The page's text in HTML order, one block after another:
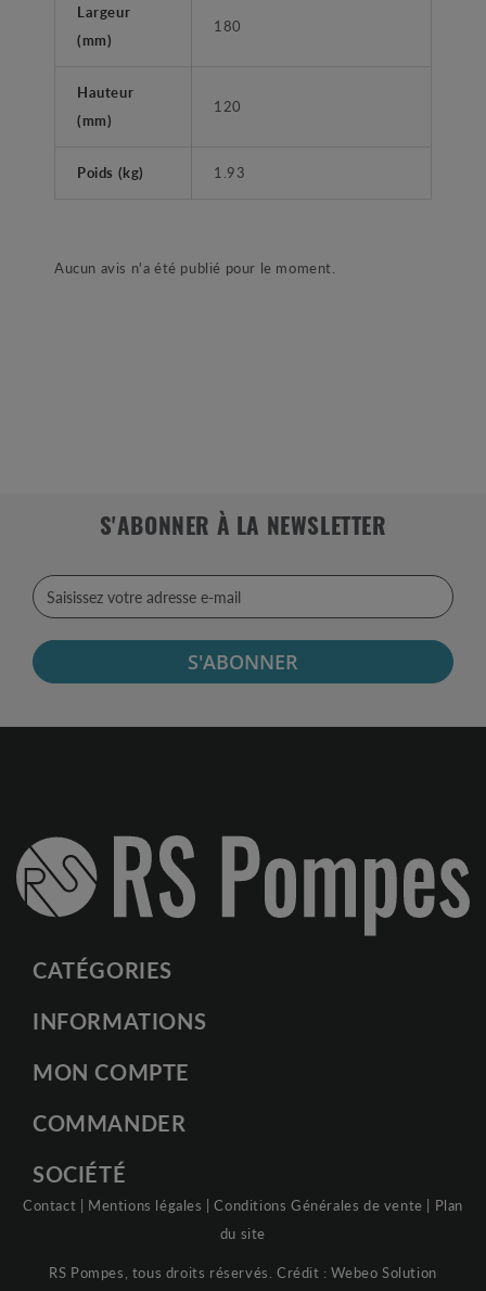
Largeur
(mm)
180
Hauteur
(mm)
120
Poids (kg) 1.93
Aucun avis n'a été publié pour le moment.
S'ABONNER À LA NEWSLETTER
S'ABONNER
CATÉGORIES
INFORMATIONS
MON COMPTE
COMMANDER
SOCIÉTÉ
Contact | Mentions légales |Conditions Générales de vente | Plan
du site
RS Pompes, tous droits réservés. Crédit :Webeo Solution